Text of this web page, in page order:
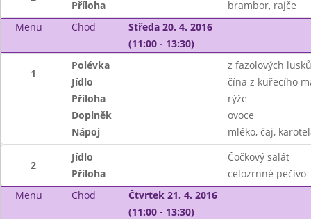
Příloha
brambor, rajče
Menu
Chod
Středa 20. 4. 2016
(11:00 - 13:30)
1
Polévka
z fazolových
Jídlo
čína z kuřecího
Příloha
rýže
Doplněk
ovoce
Nápoj
mléko, čaj,
2
Jídlo
Čočkový salát
Příloha
celozrnné pečivo
Menu
Chod
Čtvrtek 21. 4. 2016
(11:00 - 13:30)